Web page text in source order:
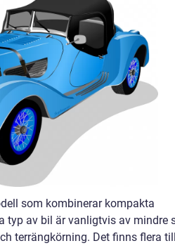
som kombinerar kompakta
typ av bil är vanligtvis av mindre
terrängkörning. Det finns flera